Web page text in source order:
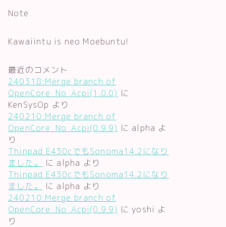
Note
Kawaiintu is neo Moebuntu!
最近のコメント
240318:Merge branch of
OpenCore_No_Acpi(1.0.0) に
KenSysOp より
240210:Merge branch of
OpenCore_No_Acpi(0.9.9) に alpha よ
り
Thinpad E430cでもSonoma14.2になり
ました。
に alpha より
Thinpad E430cでもSonoma14.2になり
ました。
に alpha より
240210:Merge branch of
OpenCore_No_Acpi(0.9.9) にyoshi よ
り